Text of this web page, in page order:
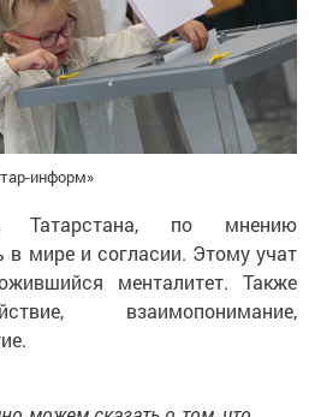
информ»
Татарстана, по мнению
мире и согласии. Этому учат
менталитет. Также
взаимопонимание,